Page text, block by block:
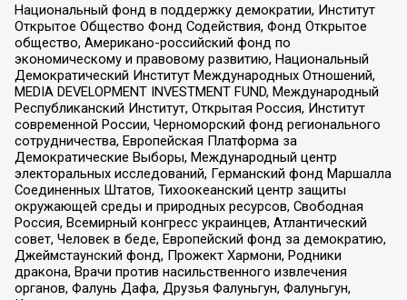
Национальный фонд в поддержку демократии, Институт
Открытое Общество Фонд Содействия, Фонд Открытое
общество, Американо-российский фонд по
экономическому и правовому развитию, Национальный
Демократический Институт Международных Отношений,
MEDIA DEVELOPMENT INVESTMENT FUND, Международный
Республиканский Институт, Открытая Россия, Институт
современной России, Черноморский фонд регионального
сотрудничества, Европейская Платформа за
Демократические Выборы, Международный центр
электоральных исследований, Германский фонд Маршалла
Соединенных Штатов, Тихоокеанский центр защиты
окружающей среды и природных ресурсов, Свободная
Россия, Всемирный конгресс украинцев, Атлантический
совет, Человек в беде, Европейский фонд за демократию,
Джеймстаунский фонд, Прожект Хармони, Родники
дракона, Врачи против насильственного извлечения
органов, Фалунь Дафа, Друзья Фалуньгун, Фалуньгун,